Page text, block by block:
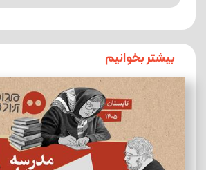
بیشتر بخوانیم